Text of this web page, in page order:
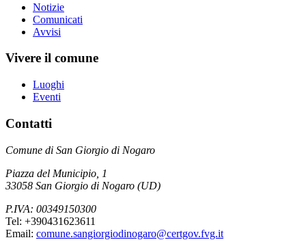
Notizie
Comunicati
Avvisi
Vivere il comune
Luoghi
Eventi
Contatti
Comune di San Giorgio di Nogaro
Piazza del Municipio, 1
33058 San Giorgio di Nogaro (UD)
P.IVA: 00349150300
Tel: +390431623611
Email: comune.sangiorgiodinogaro@certgov.fvg.it